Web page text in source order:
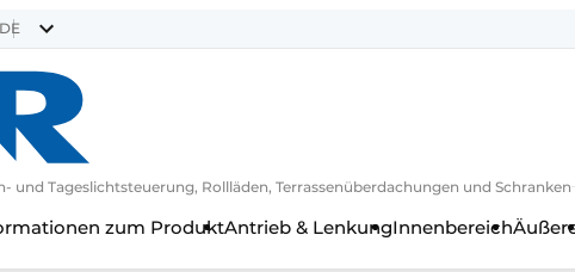
DE
und Tageslichtsteuerung, Rollläden, Terrassenüberdachungen und Schranken
zum ProduktAntrieb & LenkungInnenbereich